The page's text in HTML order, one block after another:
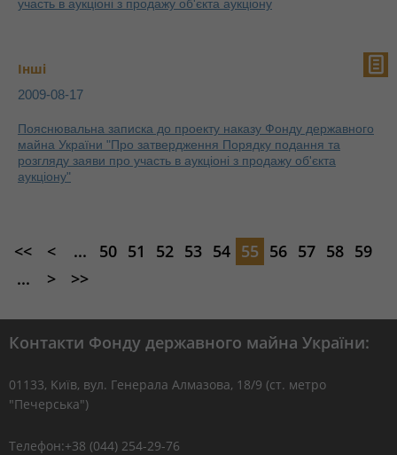
участь в аукціоні з продажу об'єкта аукціону
Інші
2009-08-17
Пояснювальна записка до проекту наказу Фонду державного
майна України "Про затвердження Порядку подання та
розгляду заяви про участь в аукціоні з продажу об'єкта
аукціону"
<< < ... 50 51 52 53 54 55 56 57 58 59
...
> >>
Контакти Фонду державного майна України:
01133, Kиїв, вул. Генерала Алмазова, 18/9 (ст. метро
"Печерська")
Телефон:+38 (044) 254-29-76